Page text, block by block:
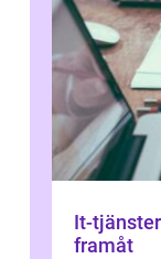
It-
framåt